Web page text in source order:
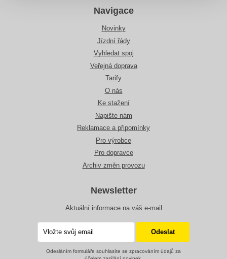
Navigace
Novinky
Jízdní řády
Vyhledat spoj
Veřejná doprava
Tarify
O nás
Ke stažení
Napište nám
Reklamace a připomínky
Pro výrobce
Pro dopravce
Archiv změn provozu
Newsletter
Aktuální informace na váš e-mail
Odesláním formuláře souhlasíte se zpracováním údajů za